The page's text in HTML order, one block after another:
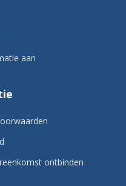
aan
ontbinden